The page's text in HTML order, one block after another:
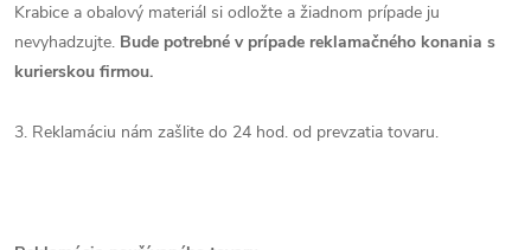
Krabice a obalový materiál si odložte a žiadnom prípade ju
nevyhadzujte. Bude potrebné v prípade reklamačného konania s
kurierskou firmou.
3. Reklamáciu nám zašlite do 24 hod. od prevzatia tovaru.